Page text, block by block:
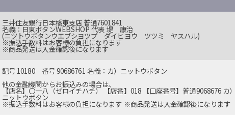
三井住友銀行日本橋東支店 普通7601841
名義：日東ボタンWEBSHOP 代表 堤 康治
(ニツトウボタンウエブシヨツプ ダイヒヨウ ツツミ ヤスハル)
※振込手数料はお客様の負担になります
※商品発送は入金確認後になります
記号 10180 番号 90686761 名義：カ）ニットウボタン
他の金融機関からお振込みの場合は、
【店名】〇一八（ゼロイチハチ） 【店番】018 【口座番号】普通9068676 カ）
ニットウボタン
※振込手数料はお客様の負担になります ※商品発送は入金確認後になります